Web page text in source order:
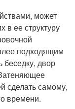
может
в ее структуру
подходящим
беседку, двор
сделать самому,
времени.